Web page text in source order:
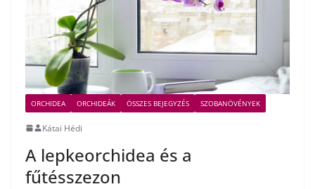
ORCHIDEA ORCHIDEÁK ÖSSZES BEJEGYZÉS SZOBANÖVÉNYEK
Kátai Hédi
A lepkeorchidea és a
fűtésszezon